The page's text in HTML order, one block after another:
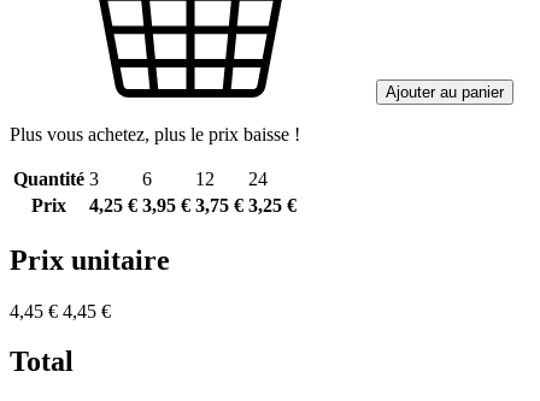
Ajouter au panier
Plus vous achetez, plus le prix baisse !
Quantité 3 6 12
24
Prix
4,25 € 3,95 € 3,75 € 3,25 €
Prix unitaire
4,45 € 4,45 €
Total